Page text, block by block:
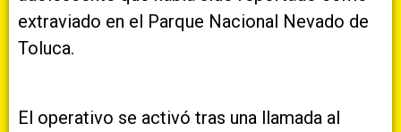
extraviado en el Parque Nacional Nevado de
Toluca.
El operativo se activó tras una llamada al